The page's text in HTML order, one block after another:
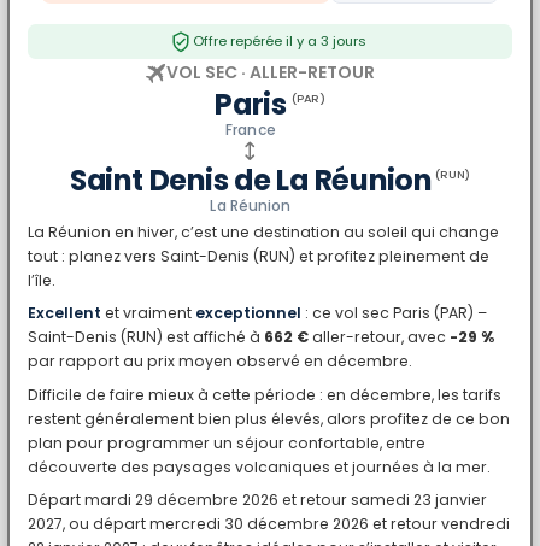
Offre repérée il y a 3 jours
VOL SEC · ALLER-RETOUR
Paris (PAR)
France
Saint Denis de La Réunion (RUN)
La Réunion
La Réunion en hiver, c’est une destination au soleil qui change
tout : planez vers Saint-Denis (RUN) et profitez pleinement de
l’île.
Excellent et vraiment exceptionnel : ce vol sec Paris (PAR) –
Saint-Denis (RUN) est affiché à 662 €aller-retour, avec -29 %
par rapport au prix moyen observé en décembre.
Difficile de faire mieux à cette période : en décembre, les tarifs
restent généralement bien plus élevés, alors profitez de ce bon
plan pour programmer un séjour confortable, entre
découverte des paysages volcaniques et journées à la mer.
Départ mardi 29 décembre 2026 et retour samedi 23 janvier
2027, ou départ mercredi 30 décembre 2026 et retour vendredi